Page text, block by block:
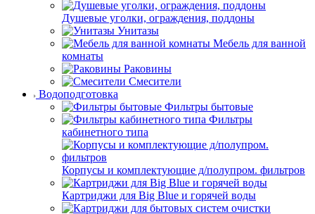
Душевые уголки, ограждения, поддоны
Унитазы
Мебель для ванной
комнаты
Раковины
Смесители
Водоподготовка
Фильтры бытовые
Фильтры
кабинетного типа
Корпусы и комплектующие д/полупром. фильтров
Картриджи для Big Blue и горячей воды